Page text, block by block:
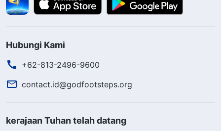
Hubungi Kami
+62-813-2496-9600
contact.id@godfootsteps.org
kerajaan Tuhan telah datang